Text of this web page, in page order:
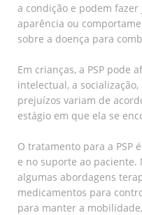
a condição e podem
aparência ou
sobre a doença para
Em crianças, a PSP pode
intelectual, a
prejuízos variam de
estágio em que ela se
O tratamento para a PSP
e no suporte ao paciente.
algumas abordagens
medicamentos para
para manter a